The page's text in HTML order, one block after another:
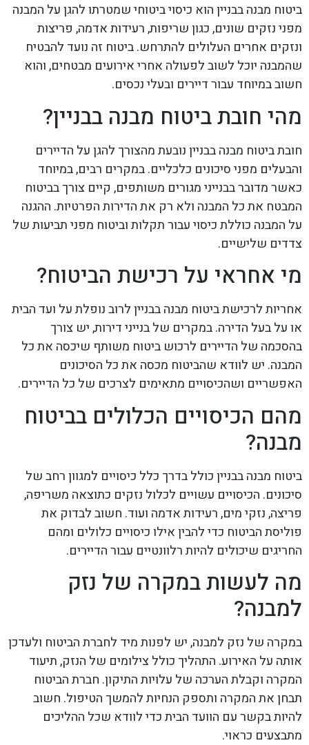
ביטוח מבנה בבניין הוא כיסוי ביטוחי שמטרתו להגן על המבנה
מפני נזקים שונים, כגון שריפות, רעידות אדמה, פריצות
ונזקים אחרים העלולים להתרחש. ביטוח זה נועד להבטיח
שהמבנה יוכל לשוב לפעולה אחרי אירועים מבטחים, והוא
חשוב במיוחד עבור דיירים ובעלי נכסים.
מהי חובת ביטוח מבנה בבניין?
חובת ביטוח מבנה בבניין נובעת מהצורך להגן על הדיירים
והבעלים מפני סיכונים כלכליים. במקרים רבים, במיוחד
כאשר מדובר בבנייני מגורים משותפים, קיים צורך בביטוח
המבטח את כל המבנה ולא רק את הדירות הפרטיות. ההגנה
על המבנה כוללת כיסוי עבור תקלות וביטוח מפני תביעות של
צדדים שלישיים.
מי אחראי על רכישת הביטוח?
אחריות לרכישת ביטוח מבנה בבניין לרוב נופלת על ועד הבית
או על בעל הדירה. במקרים של בנייני דירות, יש צורך
בהסכמה של הדיירים לרכוש ביטוח משותף שיכסה את כל
המבנה. יש לוודא שהביטוח מכסה את כל הסיכונים
האפשריים ושהכיסויים מתאימים לצרכים של כל הדיירים.
מהם הכיסויים הכלולים בביטוח
מבנה?
ביטוח מבנה בבניין כולל בדרך כלל כיסויים למגוון רחב של
סיכונים. הכיסויים עשויים לכלול נזקים כתוצאה משריפה,
פריצה, נזקי מים, רעידות אדמה ועוד. חשוב לבדוק את
פוליסת הביטוח כדי להבין אילו כיסויים כלולים ומהם
החריגים שיכולים להיות רלוונטיים עבור הדיירים.
מה לעשות במקרה של נזק
למבנה?
במקרה של נזק למבנה, יש לפנות מיד לחברת הביטוח ולעדכן
אותה על האירוע. התהליך כולל צילומים של הנזק, תיעוד
המקרה וקבלת הערכה של עלויות התיקון. חברת הביטוח
תבחן את המקרה ותספק הנחיות להמשך הטיפול. חשוב
להיות בקשר עם הוועד הבית כדי לוודא שכל ההליכים
מתבצעים כראוי.